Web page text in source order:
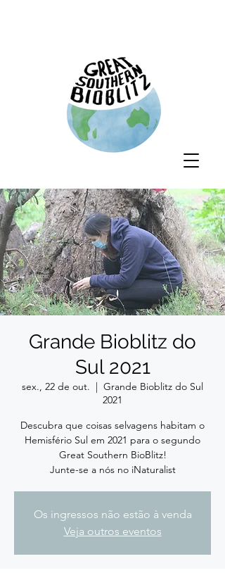
Grande Bioblitz do
Sul 2021
sex., 22 de out.
  |
Grande Bioblitz do Sul
2021
Descubra que coisas selvagens habitam o
Hemisfério Sul em 2021 para o segundo
Great Southern BioBlitz!
Junte-se a nós no iNaturalist
Os ingressos não estão à venda
Veja outros eventos